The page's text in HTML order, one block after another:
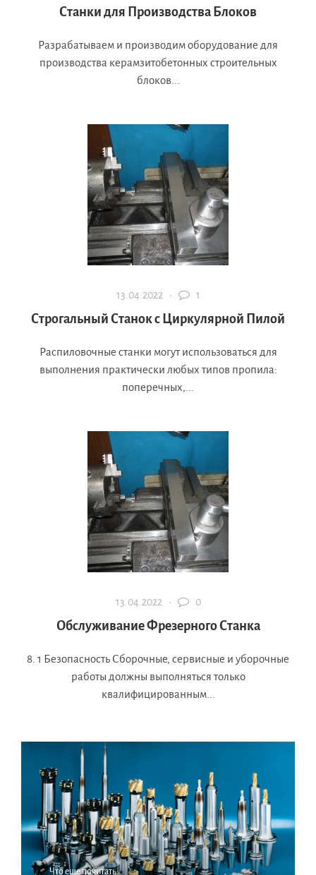
Станки для Производства Блоков
Разрабатываем и производим оборудование для
производства керамзитобетонных строительных
блоков...
13.04.2022 · 1
Строгальный Станок с Циркулярной Пилой
Распиловочные станки могут использоваться для
выполнения практически любых типов пропила:
поперечных,...
13.04.2022 · 0
Обслуживание Фрезерного Станка
8. 1 Безопасность Сборочные, сервисные и уборочные
работы должны выполняться только
квалифицированным...
Что еще почитать: